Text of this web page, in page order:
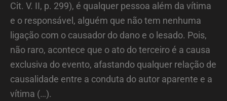
Cit. V. II, p. 299), é qualquer pessoa além da vítima
e o responsável, alguém que não tem nenhuma
ligação com o causador do dano e o lesado. Pois,
não raro, acontece que o ato do terceiro é a causa
exclusiva do evento, afastando qualquer relação de
causalidade entre a conduta do autor aparente e a
vítima (…).